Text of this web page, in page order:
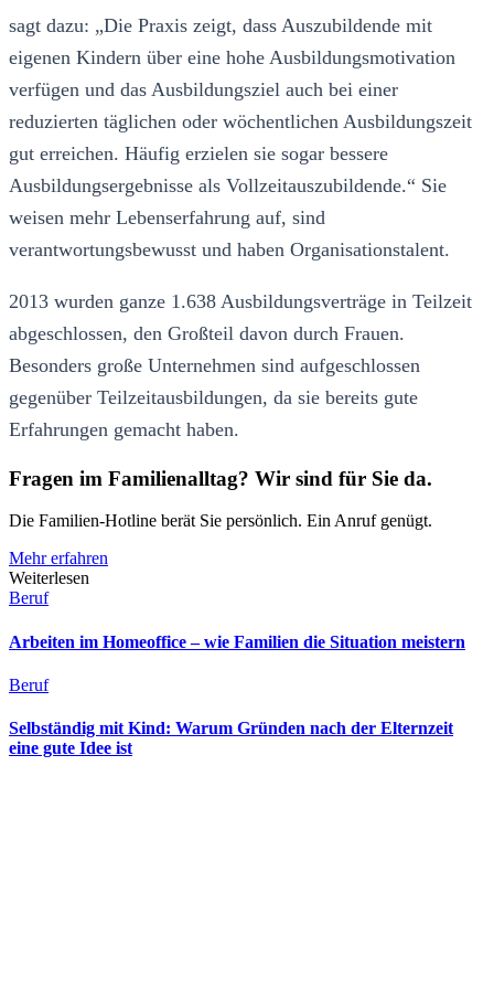
sagt dazu: „Die Praxis zeigt, dass Auszubildende mit
eigenen Kindern über eine hohe Ausbildungsmotivation
verfügen und das Ausbildungsziel auch bei einer
reduzierten täglichen oder wöchentlichen Ausbildungszeit
gut erreichen. Häufig erzielen sie sogar bessere
Ausbildungsergebnisse als Vollzeitauszubildende.“ Sie
weisen mehr Lebenserfahrung auf, sind
verantwortungsbewusst und haben Organisationstalent.
2013 wurden ganze 1.638 Ausbildungsverträge in Teilzeit
abgeschlossen, den Großteil davon durch Frauen.
Besonders große Unternehmen sind aufgeschlossen
gegenüber Teilzeitausbildungen, da sie bereits gute
Erfahrungen gemacht haben.
Fragen im Familienalltag? Wir sind für Sie da.
Die Familien-Hotline berät Sie persönlich. Ein Anruf genügt.
Mehr erfahren
Weiterlesen
Beruf
Arbeiten im Homeoffice – wie Familien die Situation meistern
Beruf
Selbständig mit Kind: Warum Gründen nach der Elternzeit
eine gute Idee ist